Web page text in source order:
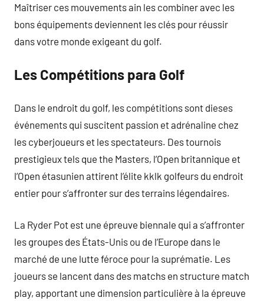
Maîtriser ces mouvements ain les combiner avec les
bons équipements deviennent les clés pour réussir
dans votre monde exigeant du golf.
Les Compétitions para Golf
Dans le endroit du golf, les compétitions sont dieses
événements qui suscitent passion et adrénaline chez
les cyberjoueurs et les spectateurs. Des tournois
prestigieux tels que the Masters, l’Open britannique et
l’Open étasunien attirent l’élite kklk golfeurs du endroit
entier pour s’affronter sur des terrains légendaires.
La Ryder Pot est une épreuve biennale qui a s’affronter
les groupes des États-Unis ou de l’Europe dans le
marché de une lutte féroce pour la suprématie. Les
joueurs se lancent dans des matchs en structure match
play, apportant une dimension particulière à la épreuve